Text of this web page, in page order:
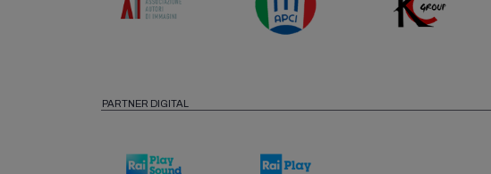
PARTNER DIGITAL